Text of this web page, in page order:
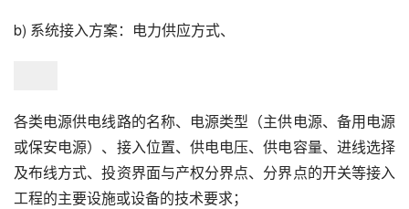
b) 系统接入方案：电力供应方式、
各类电源供电线路的名称、电源类型（主供电源、备用电源
或保安电源）、接入位置、供电电压、供电容量、进线选择
及布线方式、投资界面与产权分界点、分界点的开关等接入
工程的主要设施或设备的技术要求；